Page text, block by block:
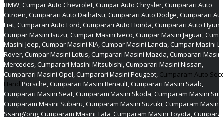
BMW, Cumpar Auto Chevrolet, Cumpar Auto Chrysler, Cumparari Auto
Citroen, Cumparari Auto Daihatsu, Cumparari Auto Dodge, Cumparari
Fiat, Cumparari Auto Ford, Cumparari Auto Honda, Cumparari Auto
Cumpar Masini Isuzu, Cumpar Masini Iveco, Cumpar Masini Jaguar,
Masini Jeep, Cumpar Masini KIA, Cumpar Masini Lancia, Cumpar Masini
Rover, Cumpar Masini Lotus, Cumparari Masini Mazda, Cumparari Masini
Mercedes, Cumparari Masini Mitsubishi, Cumparari Masini Nissan,
Cumparari Masini Opel, Cumparari Masini Peugeot, Cumparam Auto
Hand Porsche, Cumparari Masini Renault, Cumparari Masini Saab,
Cumparari Masini Seat, Cumparam Masini Skoda, Cumparam Masini
Cumparam Masini Subaru, Cumparam Masini Suzuki, Cumparam Masini
SsangYong, Cumparam Masini Tata, Cumparam Masini Toyota,